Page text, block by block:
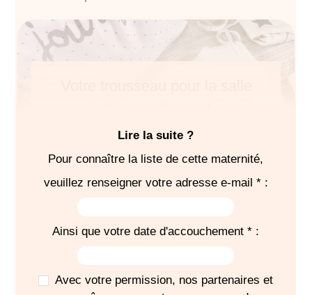
Lire la suite ?
Pour connaître la liste de cette maternité,
veuillez renseigner votre adresse e-mail * :
Ainsi que votre date d'accouchement * :
Avec votre permission, nos partenaires et
Pour la sortie, prévoir un siège-auto dos à la route